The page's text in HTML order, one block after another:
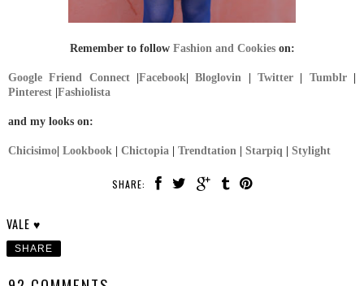
Remember to follow Fashion and Cookieson:
Google Friend Connect|Facebook|Bloglovin |Twitter | Tumblr|
Pinterest |Fashiolista
and my looks on:
Chicisimo| Lookbook | Chictopia | Trendtation | Starpiq | Stylight
SHARE:
VALE ♥
SHARE